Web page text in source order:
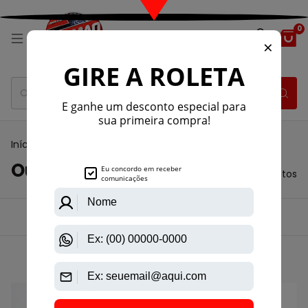
0
Início
Outros 20 produtos
Filtrar Ordenar por:
Mais vendidos